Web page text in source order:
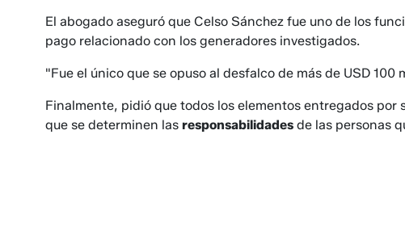
El abogado aseguró que Celso Sánchez fue uno de los
pago relacionado con los generadores investigados.
"Fue el único que se opuso al desfalco de más de USD 100
Finalmente, pidió que todos los elementos entregados por
que se determinen las responsabilidades de las personas